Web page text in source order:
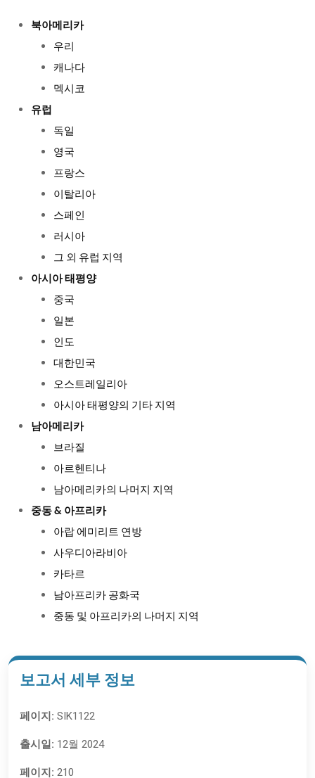
북아메리카
우리
캐나다
멕시코
유럽
독일
영국
프랑스
이탈리아
스페인
러시아
그 외 유럽 지역
아시아 태평양
중국
일본
인도
대한민국
오스트레일리아
아시아 태평양의 기타 지역
남아메리카
브라질
아르헨티나
남아메리카의 나머지 지역
중동 & 아프리카
아랍 에미리트 연방
사우디아라비아
카타르
남아프리카 공화국
중동 및 아프리카의 나머지 지역
보고서 세부 정보
페이지: SIK1122
출시일: 12월 2024
페이지: 210